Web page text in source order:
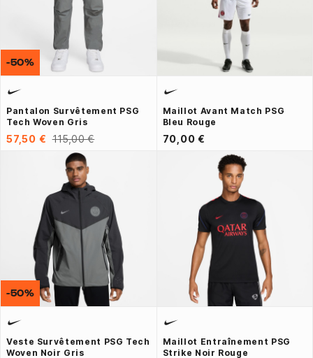
Pantalon Survêtement PSG
Tech Woven Gris
57,50 € 115,00 €
-50%
Maillot Avant Match PSG
Bleu Rouge
70,00 €
Veste Survêtement PSG Tech
Woven Noir Gris
-50%
Maillot Entraînement PSG
Strike Noir Rouge